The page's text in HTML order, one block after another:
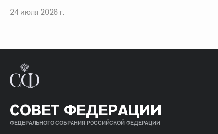
24 июля 2026 г.
СОВЕТ ФЕДЕРАЦИИ
ФЕДЕРАЛЬНОГО СОБРАНИЯ РОССИЙСКОЙ ФЕДЕРАЦИИ